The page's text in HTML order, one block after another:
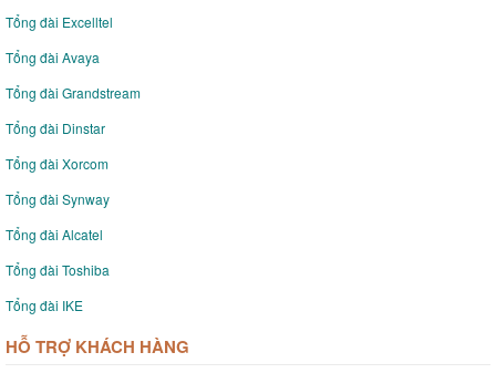
Tổng đài Excelltel
Tổng đài Avaya
Tổng đài Grandstream
Tổng đài Dinstar
Tổng đài Xorcom
Tổng đài Synway
Tổng đài Alcatel
Tổng đài Toshiba
Tổng đài IKE
HỖ TRỢ KHÁCH HÀNG